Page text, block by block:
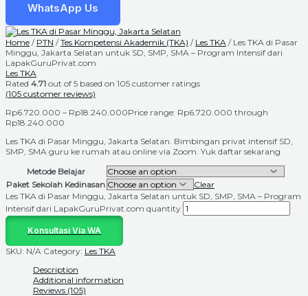
WhatsApp Us
Home / PTN /Tes Kompetensi Akademik (TKA) / Les TKA / Les TKA di Pasar
Minggu, Jakarta Selatan untuk SD, SMP, SMA – Program Intensif dari
LapakGuruPrivat.com
Les TKA
Rated 4.71 out of 5 based on 105 customer ratings
(105 customer reviews)
Rp6.720.000 – Rp18.240.000Price range: Rp6.720.000 through
Rp18.240.000
Les TKA di Pasar Minggu, Jakarta Selatan. Bimbingan privat intensif SD,
SMP, SMA guru ke rumah atau online via Zoom. Yuk daftar sekarang
Metode Belajar
Paket Sekolah Kedinasan
Clear
Les TKA di Pasar Minggu, Jakarta Selatan untuk SD, SMP, SMA – Program
Intensif dari LapakGuruPrivat.com quantity
Konsultasi Via WA
SKU: N/A Category: Les TKA
Description
Additional information
Reviews (105)